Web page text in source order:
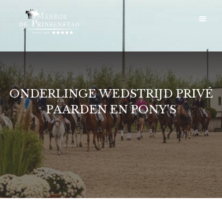
ONDERLINGE WEDSTRIJD PRIVÉ
PAARDEN EN PONY'S